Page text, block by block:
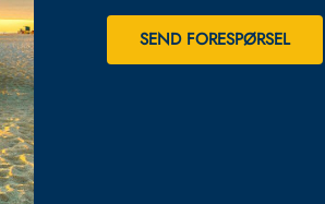
SEND FORESPØRSEL